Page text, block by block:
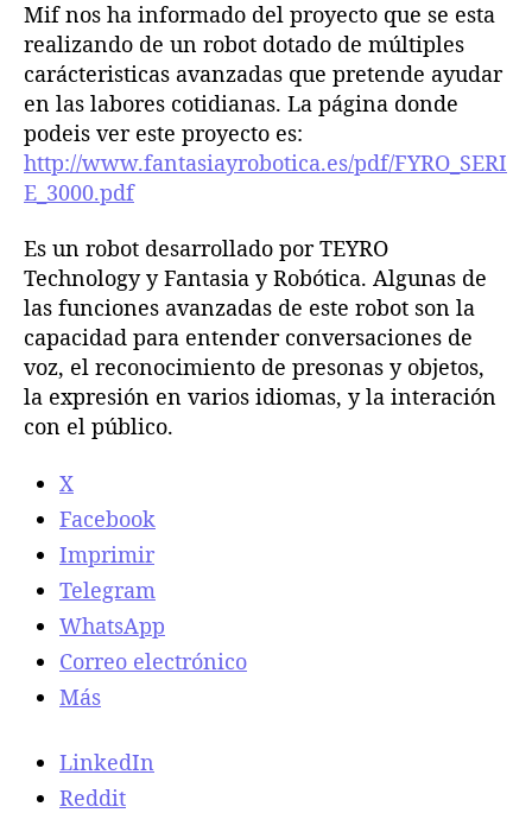
l
a
e
n
t
r
a
d
l
a
e
n
t
r
o
o
b
t
ú
i
m
a
g
Mif nos ha informado del proyecto que se esta
realizando de un robot dotado de múltiples
carácteristicas avanzadas que pretende ayudar
en las labores cotidianas. La página donde
podeis ver este proyecto es:
http://www.fantasiayrobotica.es/pdf/FYRO_SERI
E_3000.pdf
Es un robot desarrollado por TEYRO
Technology y Fantasia y Robótica. Algunas de
las funciones avanzadas de este robot son la
capacidad para entender conversaciones de
voz, el reconocimiento de presonas y objetos,
la expresión en varios idiomas, y la interación
con el público.
X
Facebook
Imprimir
Telegram
WhatsApp
Correo electrónico
Más
LinkedIn
Reddit